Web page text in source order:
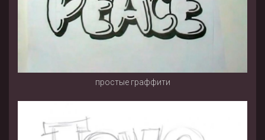
простые граффити